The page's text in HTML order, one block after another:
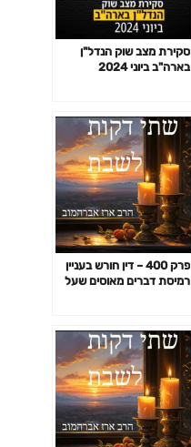
סקירת מצב שוק הנדל"ן
בארה"ב ביוני 2024
פרק 400 – דין חורש בעניין
רמיסת דברים מאוסים שעל